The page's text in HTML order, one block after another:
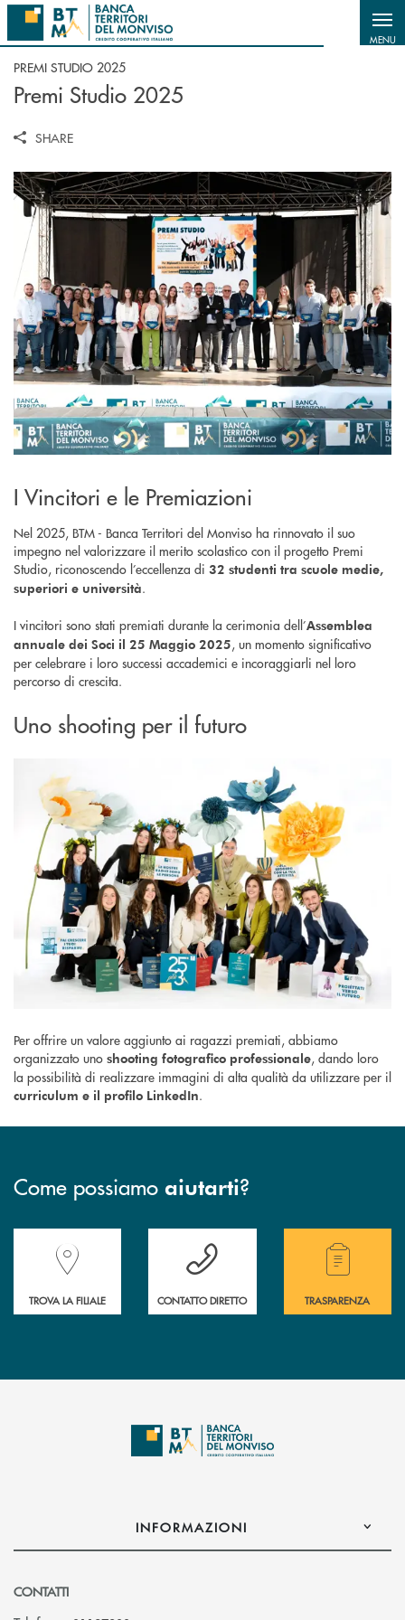
Salta al contenuto principale
MENU
PREMI STUDIO 2025
Premi Studio 2025
SHARE
I Vincitori e le Premiazioni
Nel 2025, BTM - Banca Territori del Monviso ha rinnovato il suo
impegno nel valorizzare il merito scolastico con il progetto Premi
Studio, riconoscendo l’eccellenza di 32 studenti tra scuole medie,
superiori e università.
I vincitori sono stati premiati durante la cerimonia dell’Assemblea
annuale dei Soci il 25 Maggio 2025, un momento significativo
per celebrare i loro successi accademici e incoraggiarli nel loro
percorso di crescita.
Uno shooting per il futuro
Per offrire un valore aggiunto ai ragazzi premiati, abbiamo
organizzato uno shooting fotografico professionale, dando loro
la possibilità di realizzare immagini di alta qualità da utilizzare per il
curriculum e il profilo LinkedIn.
Come possiamo aiutarti?
Accedi all' elenco completo delle filiali della Banca.
TROVA LA FILIALE
Hai bisogno di assistenza immediata?
CONTATTO DIRETTO
Hai bisogno di
TRASPARENZA
INFORMAZIONI
CONTATTI